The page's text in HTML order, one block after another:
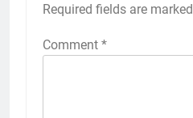
Required fields are marked
Comment *